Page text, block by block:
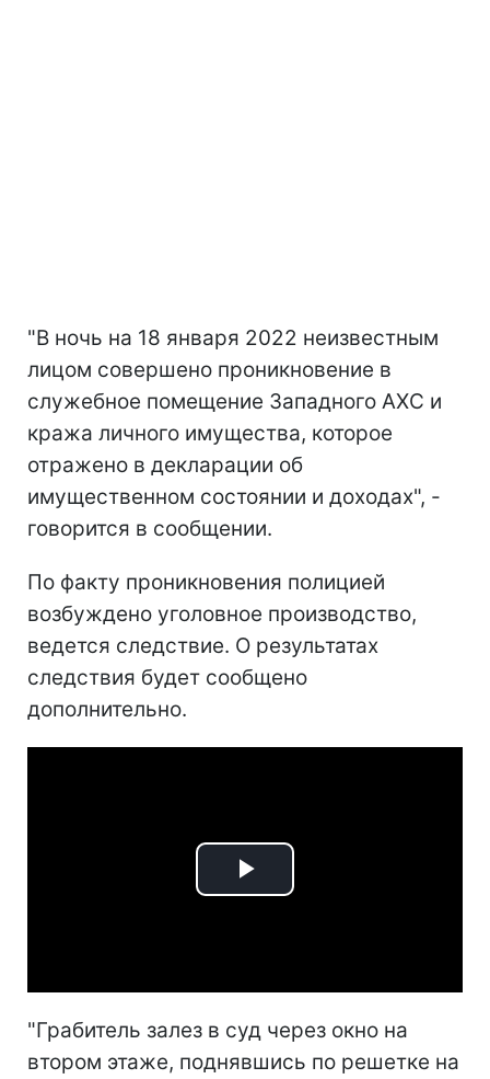
"В ночь на 18 января 2022 неизвестным
лицом совершено проникновение в
служебное помещение Западного АХС и
кража личного имущества, которое
отражено в декларации об
имущественном состоянии и доходах", -
говорится в сообщении.
По факту проникновения полицией
возбуждено уголовное производство,
ведется следствие. О результатах
следствия будет сообщено
дополнительно.
Play
"Грабитель залез в суд через окно на
втором этаже, поднявшись по решетке на